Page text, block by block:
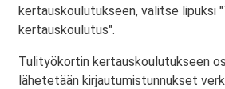
kertauskoulutukseen, valitse lipuksi
kertauskoulutus".
Tulityökortin kertauskoulutukseen
lähetetään kirjautumistunnukset